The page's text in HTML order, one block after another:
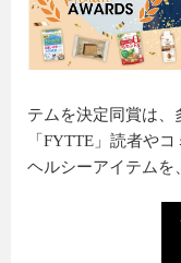
テムを決定同賞は、
「FYTTE」読者や
ヘルシーアイテムを